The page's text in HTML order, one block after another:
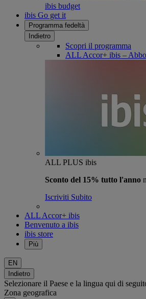
ibis budget
ibis Go get it
Programma fedeltà
Indietro
Scopri il programma
ALL Accor+ ibis –
ALL PLUS ibis
Sconto del 15% tutto l'anno
Iscriviti Subito
ALL Accor+ ibis
Benvenuto a ibis
ibis store
Più
EN
Indietro
Selezionare il Paese e la lingua qui di
Zona geografica